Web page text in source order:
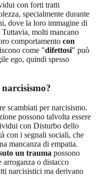
con forti tratti
specialmente durante
dove la loro immagine di
Tuttavia, molti mancano
comportamento con
come "difettosi" può
ego, quindi spesso
narcisismo?
scambiati per narcisismo.
possono talvolta essere
con Disturbo dello
con i segnali sociali, che
mancanza di empatia.
un trauma possono
o distacco
narcisistici ma derivano